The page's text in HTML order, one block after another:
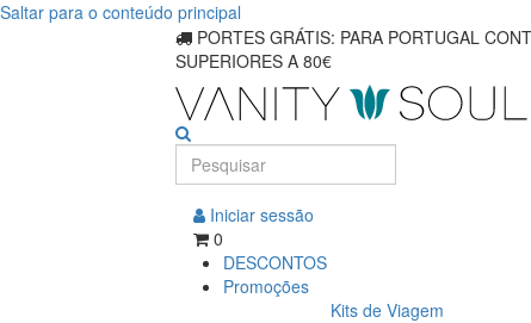
Saltar para o conteúdo principal
PORTES GRÁTIS: PARA PORTUGAL
SUPERIORES A 80€
Iniciar sessão
0
DESCONTOS
Promoções
Kits de Viagem